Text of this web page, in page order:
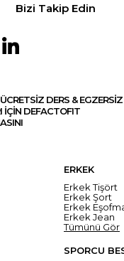
Bizi Takip Edin
DERS & EGZERSİZ
İÇİN DEFACTOFIT
ERKEK
Erkek Tişört
Erkek Şort
Erkek
Erkek Jean
Tümünü Gör
SPORCU